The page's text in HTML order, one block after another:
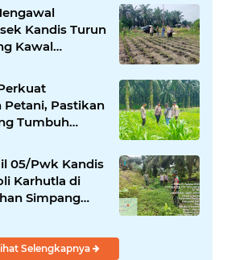
Kandis Turun
Kawal
Pastikan
Tumbuh
Swasembada
05/Pwk Kandis
Karhutla di
Simpang
Selengkapnya